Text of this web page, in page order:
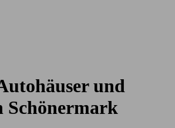
und
Schönermark